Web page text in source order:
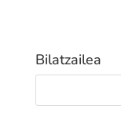
Bilatzailea